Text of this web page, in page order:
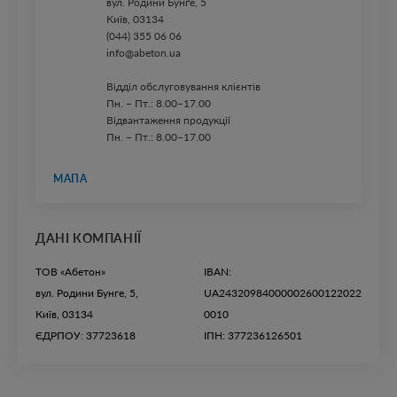
Київ, 03134
(044) 355 06 06
info@abeton.ua
Відділ обслуговування клієнтів
Пн. – Пт.: 8.00–17.00
Відвантаження продукції
Пн. – Пт.: 8.00–17.00
МАПА
ДАНІ КОМПАНІЇ
ТОВ «Абетон»
вул. Родини Бунге, 5,
Київ, 03134
ЄДРПОУ: 37723618
IBAN:
UA24320984000002600122022
0010
ІПН: 377236126501